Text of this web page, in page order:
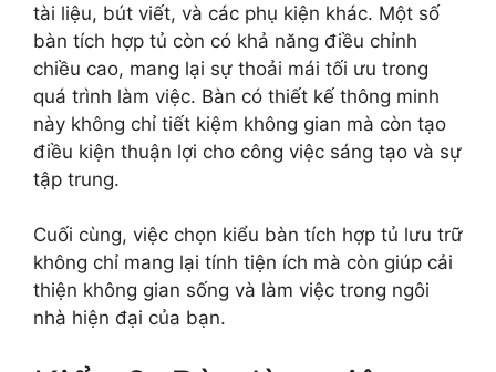
tài liệu, bút viết, và các phụ kiện khác. Một số
bàn tích hợp tủ còn có khả năng điều chỉnh
chiều cao, mang lại sự thoải mái tối ưu trong
quá trình làm việc. Bàn có thiết kế thông minh
này không chỉ tiết kiệm không gian mà còn tạo
điều kiện thuận lợi cho công việc sáng tạo và sự
tập trung.
Cuối cùng, việc chọn kiểu bàn tích hợp tủ lưu trữ
không chỉ mang lại tính tiện ích mà còn giúp cải
thiện không gian sống và làm việc trong ngôi
nhà hiện đại của bạn.